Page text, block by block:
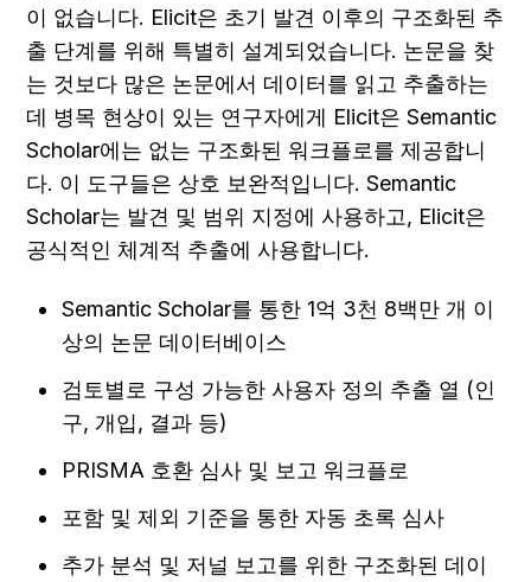
이 없습니다. Elicit은 초기 발견 이후의 구조화된 추
출 단계를 위해 특별히 설계되었습니다. 논문을 찾
는 것보다 많은 논문에서 데이터를 읽고 추출하는
데 병목 현상이 있는 연구자에게 Elicit은 Semantic
Scholar에는 없는 구조화된 워크플로를 제공합니
다. 이 도구들은 상호 보완적입니다. Semantic
Scholar는 발견 및 범위 지정에 사용하고, Elicit은
공식적인 체계적 추출에 사용합니다.
Semantic Scholar를 통한 1억 3천 8백만 개 이
상의 논문 데이터베이스
검토별로 구성 가능한 사용자 정의 추출 열 (인
구, 개입, 결과 등)
PRISMA 호환 심사 및 보고 워크플로
포함 및 제외 기준을 통한 자동 초록 심사
추가 분석 및 저널 보고를 위한 구조화된 데이